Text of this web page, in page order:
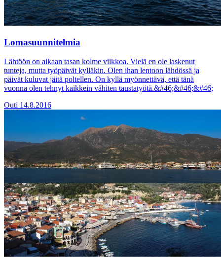
Lomasuunnitelmia
Lähtöön on aikaan tasan kolme viikkoa. Vielä en ole laskenut
tunteja, mutta työpäivät kylläkin. Olen ihan lentoon lähdössä ja
päivät kuluvat jäitä poltellen. On kyllä myönnettävä, että tänä
vuonna olen tehnyt kaikkein vähiten taustatyötä.&#46;&#46;&#46;
Outi 14.8.2016